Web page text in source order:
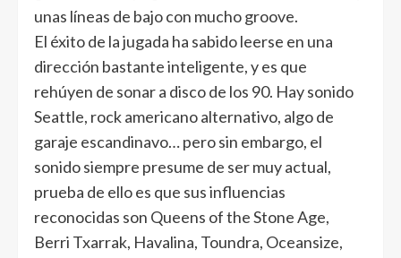
unas líneas de bajo con mucho groove.
El éxito de la jugada ha sabido leerse en una
dirección bastante inteligente, y es que
rehúyen de sonar a disco de los 90. Hay sonido
Seattle, rock americano alternativo, algo de
garaje escandinavo… pero sin embargo, el
sonido siempre presume de ser muy actual,
prueba de ello es que sus influencias
reconocidas son Queens of the Stone Age,
Berri Txarrak, Havalina, Toundra, Oceansize,